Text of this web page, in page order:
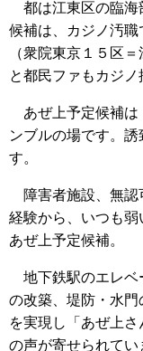
都は江東区の臨海
候補は、カジノ汚
（衆院東京１５区
と都民ファもカジノ
あぜ上予定候補は
ンブルの場です。
す。
障害者施設、無認
経験から、いつも弱
あぜ上予定候補。
地下鉄駅のエレベ
の改築、堤防・水
を実現し「あぜ上さ
の声が寄せられてい